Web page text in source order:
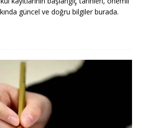
güncel ve doğru bilgiler burada.